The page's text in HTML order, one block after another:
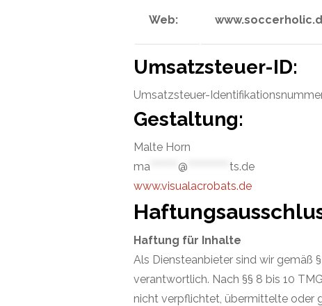
Web:
Umsatzsteuer-ID:
Umsatzsteuer-
Gestaltung:
Malte Horn
ma
@
ts.de
www.visualacrobats.de
Haftung für Inhalte
Als Diensteanbieter sind wir gemäß
verantwortlich. Nach §§ 8 bis 10
nicht verpflichtet, übermittelte oder